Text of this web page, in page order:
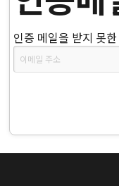
인증 메일을 받지 못